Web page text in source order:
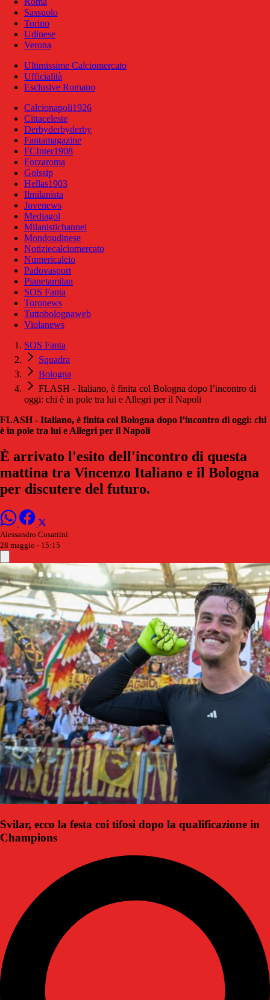
Sassuolo
Torino
Udinese
Verona
Ultimissime Calciomercato
Ufficialità
Esclusive Romano
Calcionapoli1926
Cittaceleste
Derbyderbyderby
Fantamagazine
FCInter1908
Forzaroma
Golssip
Hellas1903
Ilmilanista
Juvenews
Mediagol
Milanistichannel
Mondoudinese
Notiziecalciomercato
Numericalcio
Padovasport
Pianetamilan
SOS Fanta
Toronews
Tuttobolognaweb
Violanews
SOS Fanta
Squadra
Bologna
FLASH - Italiano, è finita col Bologna dopo l’incontro di
oggi: chi è in pole tra lui e Allegri per il Napoli
FLASH - Italiano, è finita col Bologna dopo l’incontro di oggi: chi
è in pole tra lui e Allegri per il Napoli
È arrivato l'esito dell'incontro di questa
mattina tra Vincenzo Italiano e il Bologna
per discutere del futuro.
Alessandro Cosattini
28 maggio - 15:15
Svilar, ecco la festa coi tifosi dopo la qualificazione in
Champions